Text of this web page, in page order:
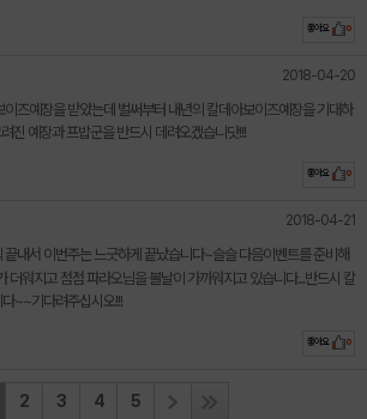
좋아요 0
2018-04-20
이즈예장을 받았는데 벌써부터 내년의 칼데아보이즈예장을 기대하
진 예장과 프밥군을 반드시 데려오겠습니닷!!!
좋아요 0
2018-04-21
끝내서 이번주는 느긋하게 끝났습니다~슬슬 다음이벤트를 준비해
더워지고 점점 파라오님을 볼날이 가까워지고 있습니다...반드시 칼
~~기다려주십시오!!!
좋아요 0
2 3 4 5